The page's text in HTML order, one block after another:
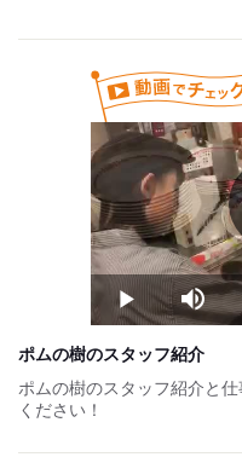
【昇給制度について】
・雇用形態：アルバイト
・昇給額：平均20～40円(1
・回数：年1回(半年に一度
・反映時期：当月支給分か
・評価手法：：弊社独自の
試用期間：なし
Play Mute
ポムの樹のスタッフ紹介
ポムの樹のスタッフ紹介と
ください！